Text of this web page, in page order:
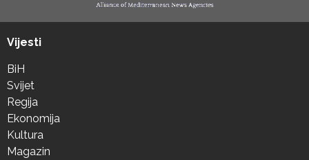
Vijesti
BiH
Svijet
Regija
Ekonomija
Kultura
Magazin